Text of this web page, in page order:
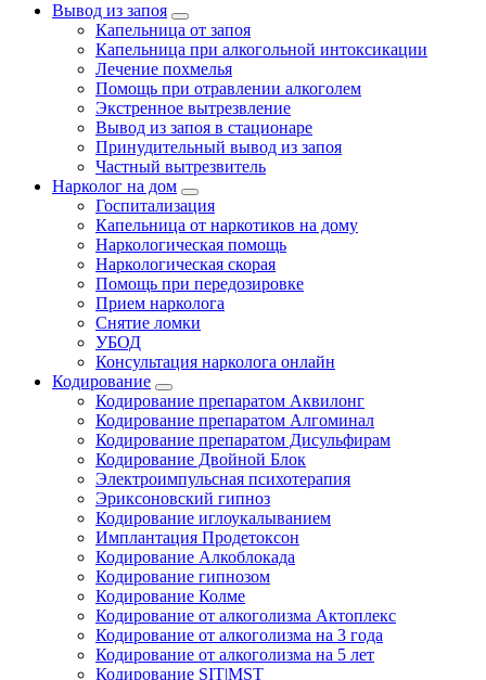
Вывод из запоя
Капельница от запоя
Капельница при алкогольной интоксикации
Лечение похмелья
Помощь при отравлении алкоголем
Экстренное вытрезвление
Вывод из запоя в стационаре
Принудительный вывод из запоя
Частный вытрезвитель
Нарколог на дом
Госпитализация
Капельница от наркотиков на дому
Наркологическая помощь
Наркологическая скорая
Помощь при передозировке
Прием нарколога
Снятие ломки
УБОД
Консультация нарколога онлайн
Кодирование
Кодирование препаратом Аквилонг
Кодирование препаратом Алгоминал
Кодирование препаратом Дисульфирам
Кодирование Двойной Блок
Электроимпульсная психотерапия
Эриксоновский гипноз
Кодирование иглоукалыванием
Имплантация Продетоксон
Кодирование Алкоблокада
Кодирование гипнозом
Кодирование Колме
Кодирование от алкоголизма Актоплекс
Кодирование от алкоголизма на 3 года
Кодирование от алкоголизма на 5 лет
Кодирование SIT|MST